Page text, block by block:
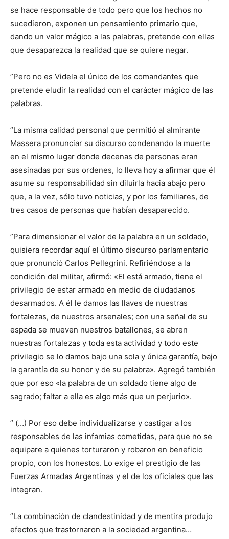
se hace responsable de todo pero que los hechos no
sucedieron, exponen un pensamiento primario que,
dando un valor mágico a las palabras, pretende con ellas
que desaparezca la realidad que se quiere negar.
”Pero no es Videla el único de los comandantes que
pretende eludir la realidad con el carácter mágico de las
palabras.
”La misma calidad personal que permitió al almirante
Massera pronunciar su discurso condenando la muerte
en el mismo lugar donde decenas de personas eran
asesinadas por sus ordenes, lo lleva hoy a afirmar que él
asume su responsabilidad sin diluirla hacia abajo pero
que, a la vez, sólo tuvo noticias, y por los familiares, de
tres casos de personas que habían desaparecido.
”Para dimensionar el valor de la palabra en un soldado,
quisiera recordar aquí el último discurso parlamentario
que pronunció Carlos Pellegrini. Refiriéndose a la
condición del militar, afirmó: «El está armado, tiene el
privilegio de estar armado en medio de ciudadanos
desarmados. A él le damos las llaves de nuestras
fortalezas, de nuestros arsenales; con una señal de su
espada se mueven nuestros batallones, se abren
nuestras fortalezas y toda esta actividad y todo este
privilegio se lo damos bajo una sola y única garantía, bajo
la garantía de su honor y de su palabra». Agregó también
que por eso «la palabra de un soldado tiene algo de
sagrado; faltar a ella es algo más que un perjurio».
” (…) Por eso debe individualizarse y castigar a los
responsables de las infamias cometidas, para que no se
equipare a quienes torturaron y robaron en beneficio
propio, con los honestos. Lo exige el prestigio de las
Fuerzas Armadas Argentinas y el de los oficiales que las
integran.
”La combinación de clandestinidad y de mentira produjo
efectos que trastornaron a la sociedad argentina…